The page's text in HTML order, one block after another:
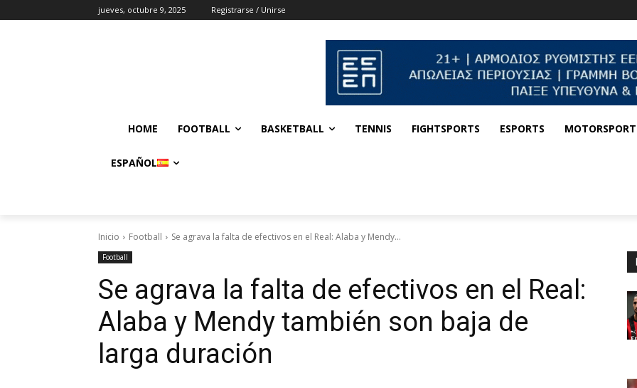
jueves, octubre 9, 2025 Registrarse / Unirse
HOME FOOTBALL BASKETBALL TENNIS FIGHTSPORTS ESPORTS
ESPAÑOL
Inicio Football Se agrava la falta de efectivos en el Real: Alaba y Mendy...
Football
Se agrava la falta de efectivos en el Real:
Alaba y Mendy también son baja de
larga duración